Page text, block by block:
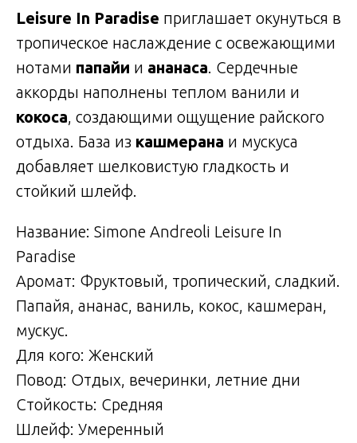
Leisure In Paradise приглашает окунуться в
тропическое наслаждение с освежающими
нотами папайи и ананаса. Сердечные
аккорды наполнены теплом ванили и
кокоса, создающими ощущение райского
отдыха. База из кашмерана и мускуса
добавляет шелковистую гладкость и
стойкий шлейф.
Название: Simone Andreoli Leisure In
Paradise
Аромат: Фруктовый, тропический, сладкий.
Папайя, ананас, ваниль, кокос, кашмеран,
мускус.
Для кого: Женский
Повод: Отдых, вечеринки, летние дни
Стойкость: Средняя
Шлейф: Умеренный